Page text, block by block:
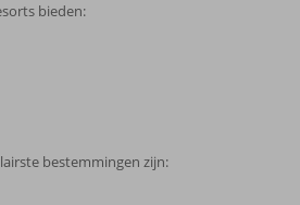
bieden:
bestemmingen zijn: